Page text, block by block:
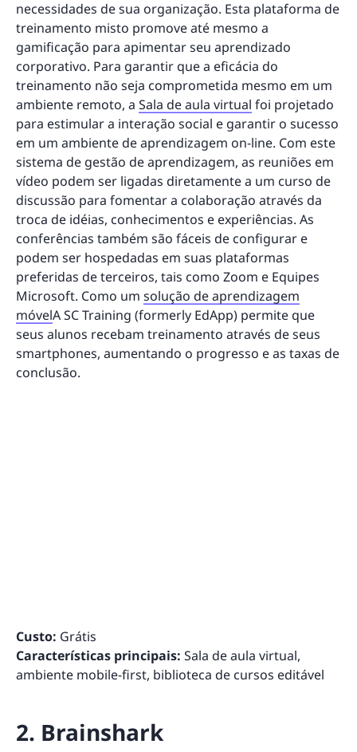
necessidades de sua organização. Esta plataforma de
treinamento misto promove até mesmo a
gamificação para apimentar seu aprendizado
corporativo. Para garantir que a eficácia do
treinamento não seja comprometida mesmo em um
ambiente remoto, a Sala de aula virtual foi projetado
para estimular a interação social e garantir o sucesso
em um ambiente de aprendizagem on-line. Com este
sistema de gestão de aprendizagem, as reuniões em
vídeo podem ser ligadas diretamente a um curso de
discussão para fomentar a colaboração através da
troca de idéias, conhecimentos e experiências. As
conferências também são fáceis de configurar e
podem ser hospedadas em suas plataformas
preferidas de terceiros, tais como Zoom e Equipes
Microsoft. Como um solução de aprendizagem
móvelA SC Training (formerly EdApp) permite que
seus alunos recebam treinamento através de seus
smartphones, aumentando o progresso e as taxas de
conclusão.
Custo: Grátis
Características principais: Sala de aula virtual,
ambiente mobile-first, biblioteca de cursos editável
2. Brainshark